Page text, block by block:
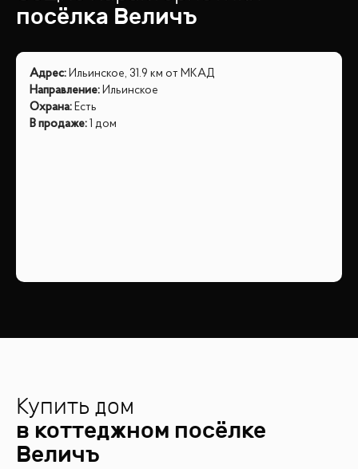
посёлка Величъ
Адрес: Ильинское, 31.9 км от МКАД
Направление: Ильинское
Охрана: Есть
В продаже: 1 дом
Купить дом
в коттеджном посёлке
Величъ